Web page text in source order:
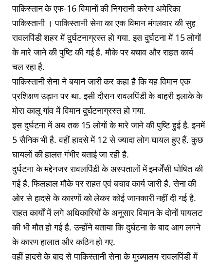
पाकिस्तान के एफ-16 विमानों की निगरानी करेगा अमेरिका
पाकिस्तानी । पाकिस्तानी सेना का एक विमान मंगलवार की सुह
रावलपिंडी शहर में दुर्घटनाग्रस्त हो गया. इस दुर्घटना में 15 लोगों
के मारे जाने की पुष्टि की गई है. मौके पर बचाव और राहत कार्य
चल रहा है.
पाकिस्तानी सेना ने बयान जारी कर कहा है कि यह विमान एक
प्रशिक्षण उड़ान पर था. इसी दौरान रावलपिंडी के बाहरी इलाके के
मोरा कालू गांव में विमान दुर्घटनाग्रस्त हो गया.
इस दुर्घटना में अब तक 15 लोगों के मारे जाने की पुष्टि हुई है. इनमें
5 सैनिक भी है. वहीं हादसे में 12 से ज्यादा लोग घायल हुए हैं. कुछ
घायलों की हालत गंभीर बताई जा रही है.
दुर्घटना के मद्देनजर रावलपिंडी के अस्पतालों में इमर्जेंसी घोषित की
गई है. फिलहाल मौके पर राहत एवं बचाव कार्य जारी है. सेना की
ओर से हादसे के कारणों को लेकर कोई जानकारी नहीं दी गई है.
राहत कार्यों में लगे अधिकारियों के अनुसार विमान के दोनों पायलट
की भी मौत हो गई है. उन्होंने बताया कि दुर्घटना के बाद आग लगने
के कारण हालात और कठिन हो गए.
वहीं हादसे के बाद से पाकिस्तानी सेना के मुख्यालय रावलपिंडी में